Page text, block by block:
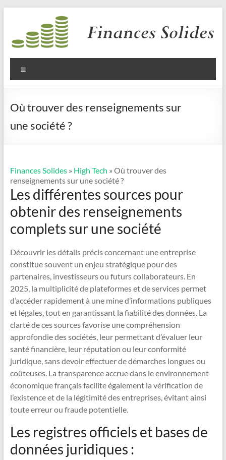
contenu
Finances
Solides
Où trouver des renseignements sur
une société ?
Finances Solides» High Tech » Où trouver des
renseignements sur une société ?
Les différentes sources pour
obtenir des renseignements
complets sur une société
Découvrir les détails précis concernant une entreprise
constitue souvent un enjeu stratégique pour des
partenaires, investisseurs ou futurs collaborateurs. En
2025, la multiplicité de plateformes et de services permet
d’accéder rapidement à une mine d’informations publiques
et légales, tout en garantissant la fiabilité des données. La
clarté de ces sources favorise une compréhension
approfondie des sociétés, leur permettant d’évaluer leur
santé financière, leur réputation ou leur conformité
juridique, sans devoir effectuer de démarches longues ou
coûteuses. La transparence accrue dans le environnement
économique français facilite également la vérification de
l’existence et de la légitimité des entreprises, évitant ainsi
toute erreur ou fraude potentielle.
Les registres officiels et bases de
données juridiques :